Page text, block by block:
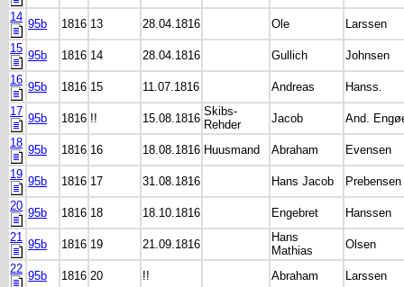
14
95b 1816 13 28.04.1816 Ole
Larssen
15
95b 1816 14 28.04.1816 Gullich
Johnsen
16
95b 1816 15 11.07.1816 Andreas
Hanss.
17
95b 1816 !! 15.08.1816
Skibs-
Rehder
Jacob
And.
18
95b 1816 16 18.08.1816 Huusmand Abraham
Evensen
19
95b 1816 17 31.08.1816 Hans Jacob
Prebensen
20
95b 1816 18 18.10.1816 Engebret
Hanssen
21
95b 1816 19 21.09.1816
Hans
Mathias
Olsen
22
95b 1816 20 !! Abraham
Larssen